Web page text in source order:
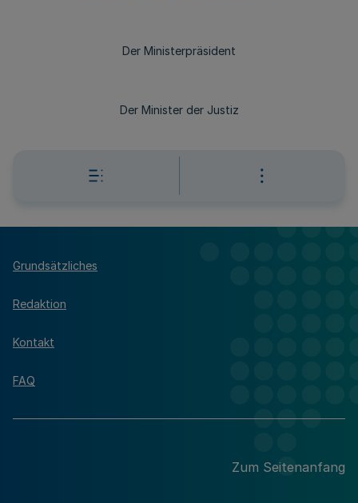
Der Ministerpräsident
Der Minister der Justiz
Grundsätzliches
Redaktion
Kontakt
FAQ
Zum Seitenanfang